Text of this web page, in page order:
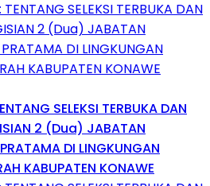
SELEKSI TERBUKA DAN
2 (Dua) JABATAN
DI LINGKUNGAN
KABUPATEN KONAWE